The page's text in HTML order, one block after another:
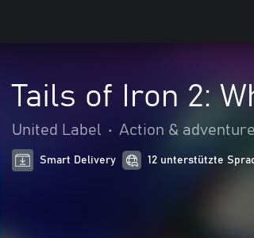
Tails of Iron 2:
United Label • Action & adventure
Smart Delivery 12 unterstützte